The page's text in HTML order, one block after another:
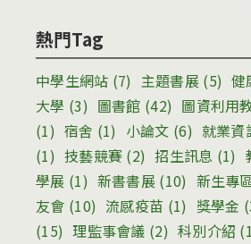
熱門Tag
中學生網站 (7) 主題書展(5) 健
大學 (3) 圖書館 (42) 圖資利用
(1) 宿舍 (1) 小論文 (6) 就業資
(1) 技藝競賽 (2) 招生訊息 (1)
學展 (1) 新書書展 (10) 新生專
友會 (10) 流感疫苗 (1) 獎學金
(15) 理監事會議 (2) 科別介紹